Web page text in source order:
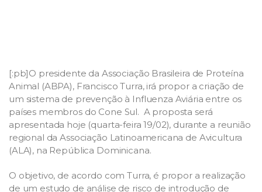
[:pb]O presidente da Associação Brasileira de Proteína
Animal (ABPA), Francisco Turra, irá propor a criação de
um sistema de prevenção à Influenza Aviária entre os
países membros do Cone Sul. A proposta será
apresentada hoje (quarta-feira 19/02), durante a reunião
regional da Associação Latinoamericana de Avicultura
(ALA), na República Dominicana.
O objetivo, de acordo com Turra, é propor a realização
de um estudo de análise de risco de introdução de